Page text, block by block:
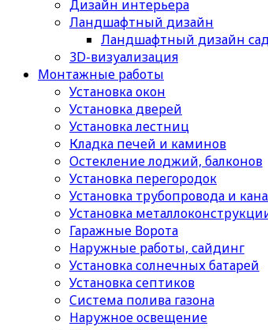
Дизайн интерьера
Ландшафтный дизайн
Ландшафтный дизайн
3D-визуализация
Монтажные работы
Установка окон
Установка дверей
Установка лестниц
Кладка печей и каминов
Остекление лоджий, балконов
Установка перегородок
Установка трубопровода и
Установка
Гаражные Ворота
Наружные работы, сайдинг
Установка солнечных батарей
Установка септиков
Cистема полива газона
Наружное освещение